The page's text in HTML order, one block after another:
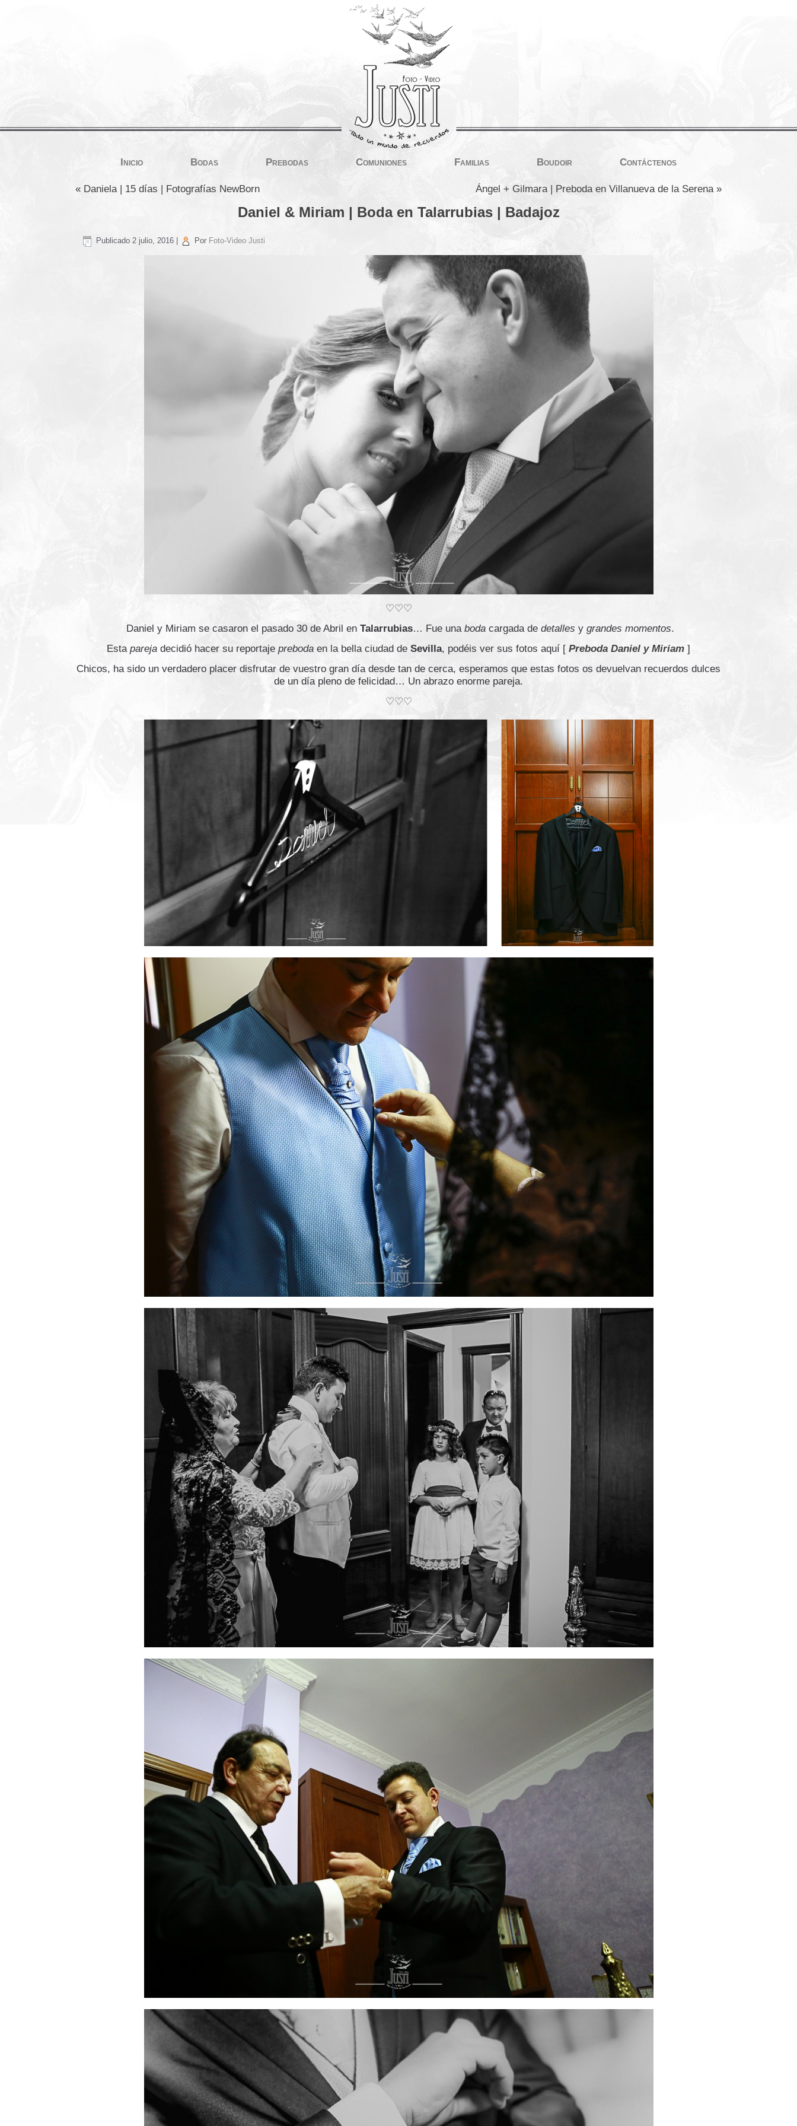
Inicio Bodas Prebodas Comuniones Familias Boudoir Contáctenos
« Daniela | 15 días | Fotografías NewBorn Ángel + Gilmara | Preboda en Villanueva de la Serena»
Daniel & Miriam | Boda en Talarrubias | Badajoz
Publicado 2 julio, 2016 Por Foto-Video Justi
♡♡♡
Daniel y Miriam se casaron el pasado 30 de Abril en Talarrubias… Fue una bodacargada de detalles y grandes momentos.
Esta pareja decidió hacer su reportaje preboda en la bella ciudad de Sevilla, podéis ver sus fotos aquí [ Preboda Daniel y Miriam ]
Chicos, ha sido un verdadero placer disfrutar de vuestro gran día desde tan de cerca, esperamos que estas fotos os devuelvan recuerdos dulces
de un día pleno de felicidad… Un abrazo enorme pareja.
♡♡♡